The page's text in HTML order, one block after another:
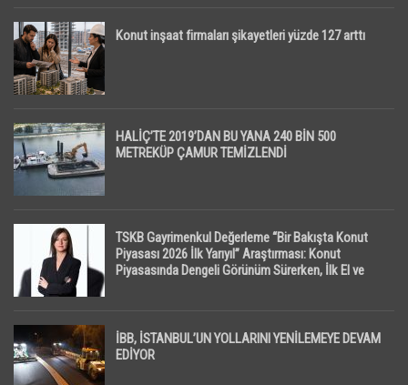
Konut inşaat firmaları şikayetleri yüzde 127 arttı
HALİÇ’TE 2019’DAN BU YANA 240 BİN 500
METREKÜP ÇAMUR TEMİZLENDİ
TSKB Gayrimenkul Değerleme “Bir Bakışta Konut
Piyasası 2026 İlk Yarıyıl” Araştırması: Konut
Piyasasında Dengeli Görünüm Sürerken, İlk El ve
İBB, İSTANBUL’UN YOLLARINI YENİLEMEYE DEVAM
EDİYOR